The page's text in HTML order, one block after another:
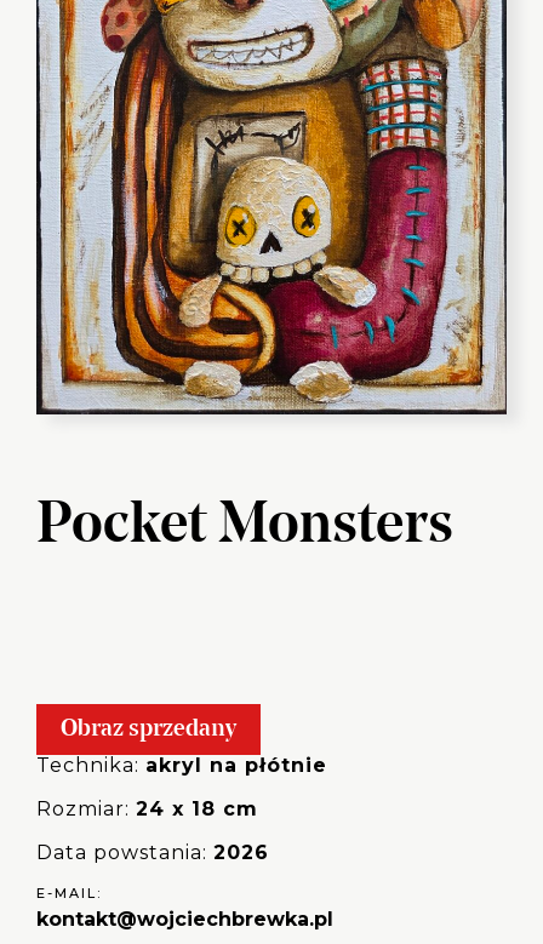
Pocket Monsters
Obraz sprzedany
Technika: akryl na płótnie
Rozmiar: 24 x 18 cm
Data powstania: 2026
E-MAIL:
kontakt@wojciechbrewka.pl